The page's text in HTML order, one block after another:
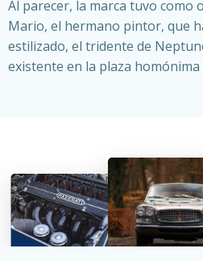
Al parecer, la marca tuvo como
Mario, el hermano pintor, que
estilizado, el tridente de
existente en la plaza homónima